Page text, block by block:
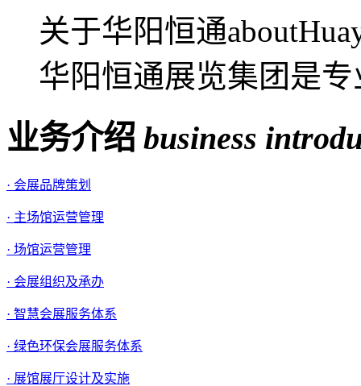
关于华阳恒通
华阳恒通展览集团是
业务介绍 business
· 会展品牌策划
· 主场馆运营管理
· 场馆运营管理
· 会展组织及承办
· 智慧会展服务体系
· 绿色环保会展服务体系
· 展馆展厅设计及实施